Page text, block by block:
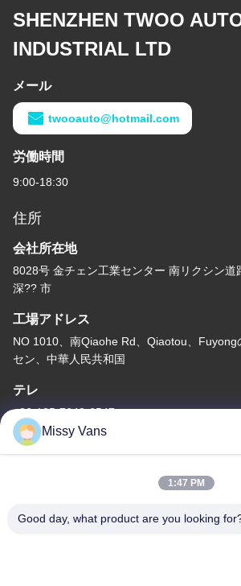
SHENZHEN TWOO
INDUSTRIAL LTD
メール
twooauto@hotmail.com
労働時間
9:00-18:30
住所
会社所在地
8028号 金チェン工業センター 南リクシン道
深?? 市
工場アドレス
NO 1010、南Qiaohe Rd、Qiaotou、Fuyong
セン、中華人民共和国
テレ
+86-185-7643-6547
TWOO AUTO INDUSTRIAL LTD すべての権
Missy Vans
1:47 PM
Good day, what product are you looking